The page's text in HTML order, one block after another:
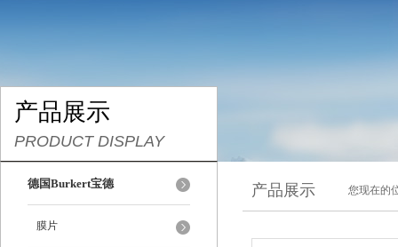
产品展示
PRODUCT DISPLAY
德国Burkert宝德
膜片
产品展示 您现在的